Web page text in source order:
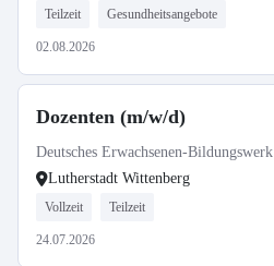
Teilzeit Gesundheitsangebote
02.08.2026
Dozenten (m/w/d)
Deutsches Erwachsenen-Bildungswerk
Lutherstadt Wittenberg
Vollzeit Teilzeit
24.07.2026